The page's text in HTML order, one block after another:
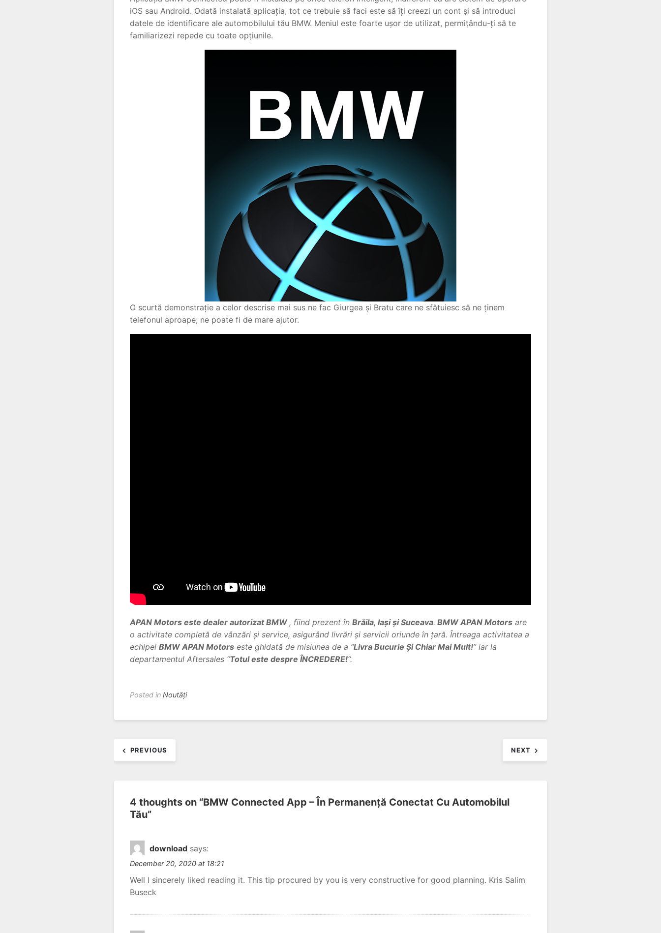
iOS sau Android. Odată instalată aplicația, tot ce trebuie să faci este să îți creezi un cont și să introduci
datele de identificare ale automobilului tău BMW. Meniul este foarte ușor de utilizat, permițându-ți să te
familiarizezi repede cu toate opțiunile.
O scurtă demonstrație a celor descrise mai sus ne fac Giurgea și Bratu care ne sfătuiesc să ne ținem
telefonul aproape; ne poate fi de mare ajutor.
APAN Motors este dealer autorizat BMW , fiind prezent în Brăila, Iași și Suceava. BMW APAN Motors are
o activitate completă de vânzări și service, asigurând livrări și servicii oriunde în țară. Întreaga activitatea a
echipei BMW APAN Motors este ghidată de misiunea de a “Livra Bucurie Și Chiar Mai Mult!” iar la
departamentul Aftersales “Totul este despre ÎNCREDERE!“.
Posted in Noutăți
navigation
PREVIOUS NEXT
4 thoughts on “BMW Connected App – În Permanență Conectat Cu Automobilul
Tău”
download says:
December 20, 2020 at 18:21
Well I sincerely liked reading it. This tip procured by you is very constructive for good planning. Kris Salim
Buseck